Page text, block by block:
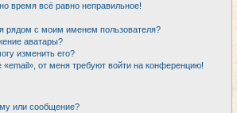
время всё равно неправильное!
рядом с моим именем пользователя?
аватары?
изменить его?
от меня требуют войти на конференцию!
или сообщение?